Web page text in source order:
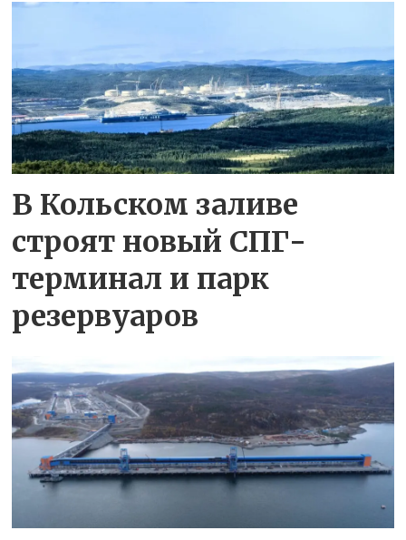
В Кольском заливе
строят новый СПГ-
терминал и парк
резервуаров